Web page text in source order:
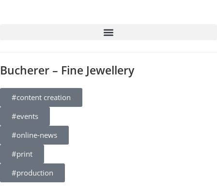
Bucherer – Fine Jewellery
#content creation
#events
#online-news
#print
#production